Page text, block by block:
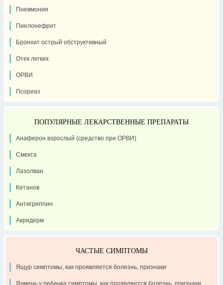
Пневмония
Пиелонефрит
Бронхит острый обструктивный
Отек легких
ОРВИ
Псориаз
ПОПУЛЯРНЫЕ ЛЕКАРСТВЕННЫЕ ПРЕПАРАТЫ
Анаферон взрослый (средство при ОРВИ)
Смекта
Лазолван
Кетанов
Антигриппин
Акридерм
ЧАСТЫЕ СИМПТОМЫ
Ящур симптомы, как проявляется болезнь, признаки
Ячмень у ребенка симптомы, как проявляется болезнь, признаки